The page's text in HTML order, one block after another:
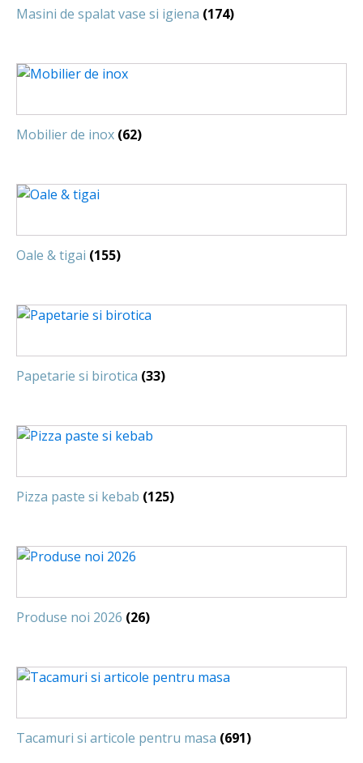
Masini de spalat vase si igiena (174)
Mobilier de inox (62)
Oale & tigai (155)
Papetarie si birotica (33)
Pizza paste si kebab (125)
Produse noi 2026 (26)
Tacamuri si articole pentru masa (691)